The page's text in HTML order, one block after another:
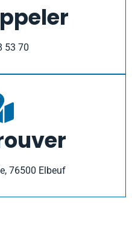
53 70
76500 Elbeuf